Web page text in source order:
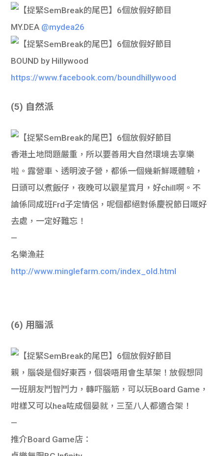
MY.DEA @mydea26
BOUND by Hillywood
https://www.facebook.com/boundhillywood
(5) 自然派
香港土地問題嚴重，所以要善用大自然環境去享樂
啦。露營車、透明波子營，都係一個幾新鮮嘅體驗，
日頭可以煮飯仔，夜晚可以觀星賞月，好chill啊。不
論係同成班Frd子定情侶，呢個都絕對係慶祝節日嘅好
去處，一定好難忘！
—
名樂漁莊
http://www.minglefarm.com/index_old.html
(6) 用腦派
親，腦袋是個好東西，個袋唔用會生草架！放假想同
一班朋友鬥智鬥力，轉吓腦筋，可以玩Board Game，
咁樣又可以hea咗成個晏就，三至八人都適合架！
—
推介Board Game店：